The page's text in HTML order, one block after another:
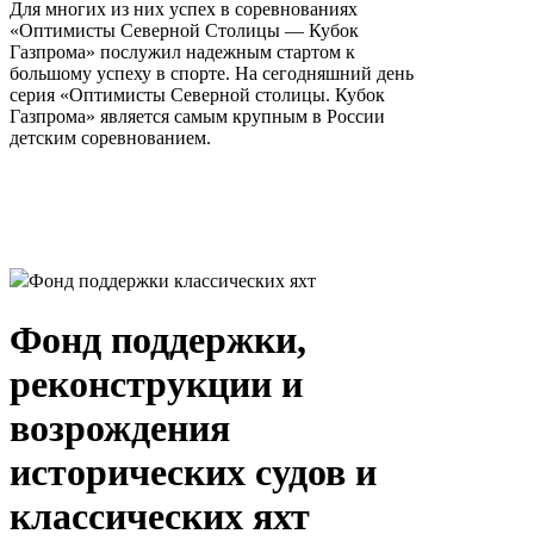
Для многих из них успех в соревнованиях
«Оптимисты Северной Столицы — Кубок
Газпрома» послужил надежным стартом к
большому успеху в спорте. На сегодняшний день
серия «Оптимисты Северной столицы. Кубок
Газпрома» является самым крупным в России
детским соревнованием.
Фонд поддержки классических яхт
Фонд поддержки,
реконструкции и
возрождения
исторических судов и
классических яхт